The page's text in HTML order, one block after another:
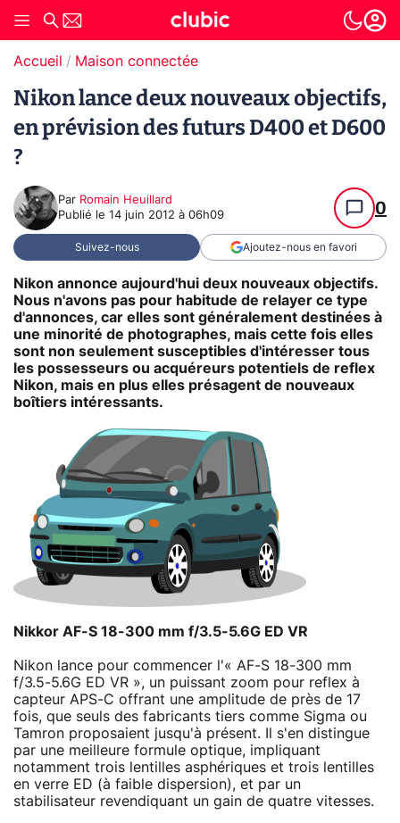
Accueil Maison connectée
Nikon lance deux nouveaux objectifs,
en prévision des futurs D400 et D600
?
Par Romain Heuillard
Publié le 14 juin 2012 à 06h09 0
Suivez-nous Ajoutez-nous en favori
Nikon annonce aujourd'hui deux nouveaux objectifs.
Nous n'avons pas pour habitude de relayer ce type
d'annonces, car elles sont généralement destinées à
une minorité de photographes, mais cette fois elles
sont non seulement susceptibles d'intéresser tous
les possesseurs ou acquéreurs potentiels de reflex
Nikon, mais en plus elles présagent de nouveaux
boîtiers intéressants.
Nikkor AF-S 18-300 mm f/3.5-5.6G ED VR
Nikon lance pour commencer l'« AF-S 18-300 mm
f/3.5-5.6G ED VR », un puissant zoom pour reflex à
capteur APS-C offrant une amplitude de près de 17
fois, que seuls des fabricants tiers comme Sigma ou
Tamron proposaient jusqu'à présent. Il s'en distingue
par une meilleure formule optique, impliquant
notamment trois lentilles asphériques et trois lentilles
en verre ED (à faible dispersion), et par un
stabilisateur revendiquant un gain de quatre vitesses.